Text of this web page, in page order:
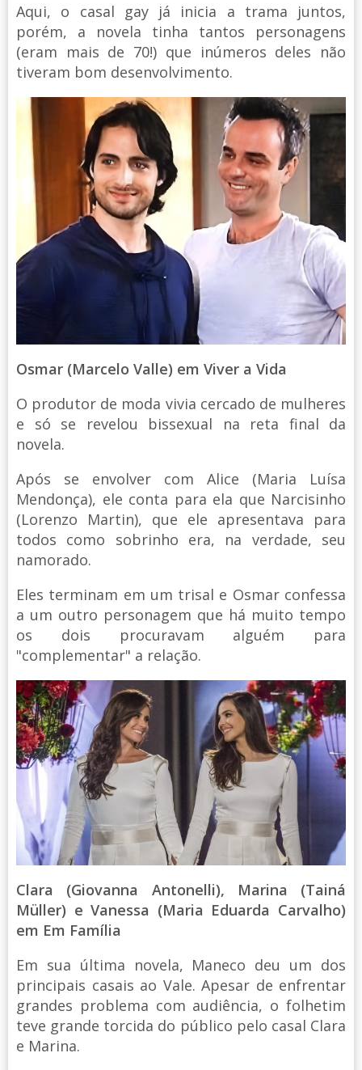
Aqui, o casal gay já inicia a trama juntos,
porém, a novela tinha tantos personagens
(eram mais de 70!) que inúmeros deles não
tiveram bom desenvolvimento.
Osmar (Marcelo Valle) em Viver a Vida
O produtor de moda vivia cercado de mulheres
e só se revelou bissexual na reta final da
novela.
Após se envolver com Alice (Maria Luísa
Mendonça), ele conta para ela que Narcisinho
(Lorenzo Martin), que ele apresentava para
todos como sobrinho era, na verdade, seu
namorado.
Eles terminam em um trisal e Osmar confessa
a um outro personagem que há muito tempo
os dois procuravam alguém para
"complementar" a relação.
Clara (Giovanna Antonelli), Marina (Tainá
Müller) e Vanessa (Maria Eduarda Carvalho)
em Em Família
Em sua última novela, Maneco deu um dos
principais casais ao Vale. Apesar de enfrentar
grandes problema com audiência, o folhetim
teve grande torcida do público pelo casal Clara
e Marina.